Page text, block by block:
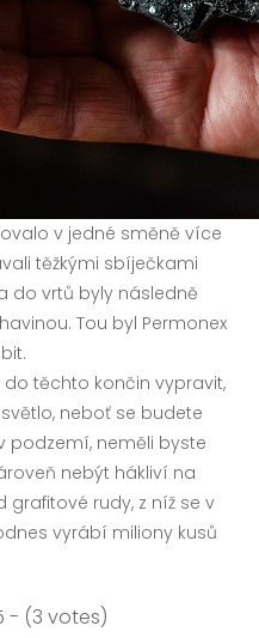
v jedné směně více
těžkými sbíječkami
do vrtů byly následně
Tou byl Permonex
těchto končin vypravit,
neboť se budete
podzemí, neměli byste
nebýt hákliví na
grafitové rudy, z níž se v
vyrábí miliony kusů
- (3 votes)